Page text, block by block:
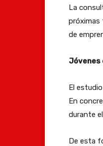
La
próximas
de
Jóvenes
El
En
durante
De esta